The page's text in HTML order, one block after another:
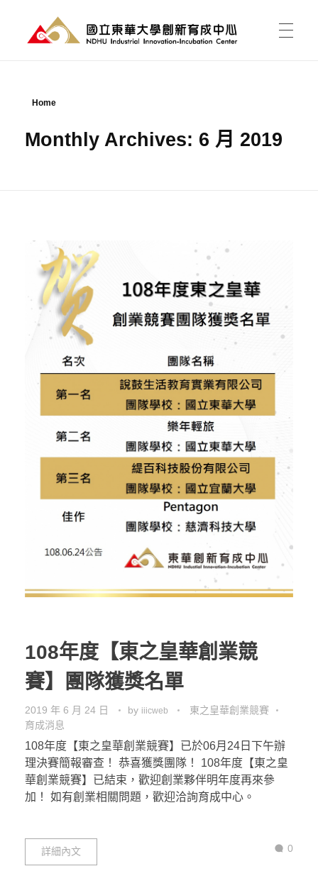
我的育成
進駐育成
空間介紹與租用
行政人員介紹
課程活動
東之皇華創業競賽
活動花絮
資料櫃
關於中心
樓層平面圖
聯絡育成
其他資源
國立東華大學
社團法人中華創業育成協會
Home
Monthly Archives: 6 月 2019
108年度【東之皇華創業競
賽】團隊獲獎名單
2019 年 6 月 24 日 by iiicweb
東之皇華創業競賽
育成消息
108年度【東之皇華創業競賽】已於06月24日下午辦
理決賽簡報審查！ 恭喜獲獎團隊！ 108年度【東之皇
華創業競賽】已結束，歡迎創業夥伴明年度再來參
加！ 如有創業相關問題，歡迎洽詢育成中心。
詳細內文 0